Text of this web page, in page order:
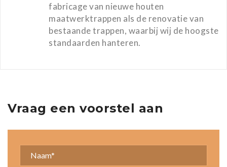
fabricage van nieuwe houten
maatwerktrappen als de renovatie van
bestaande trappen, waarbij wij de hoogste
standaarden hanteren.
Vraag een voorstel aan